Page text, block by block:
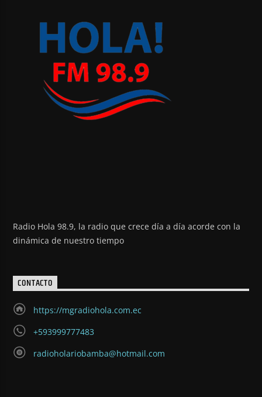
Radio Hola 98.9, la radio que crece día a día acorde con la
dinámica de nuestro tiempo
CONTACTO
https://mgradiohola.com.ec
+593999777483
radioholariobamba@hotmail.com